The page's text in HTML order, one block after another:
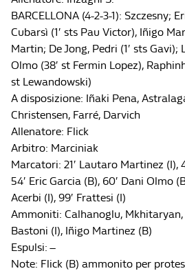
BARCELLONA (4-2-3-1): Szczesny;
Cubarsì (1′ sts Pau Victor), Iñigo
Martin; De Jong, Pedri (1′ sts Gavi);
Olmo (38′ st Fermin Lopez),
st Lewandowski)
A disposizione: Iñaki Pena,
Christensen, Farré, Darvich
Allenatore: Flick
Arbitro: Marciniak
Marcatori: 21′ Lautaro Martinez (I),
54′ Eric Garcia (B), 60′ Dani Olmo
Acerbi (I), 99′ Frattesi (I)
Ammoniti: Calhanoglu, Mkhitaryan,
Bastoni (I), Iñigo Martinez (B)
Espulsi: –
Note: Flick (B) ammonito per